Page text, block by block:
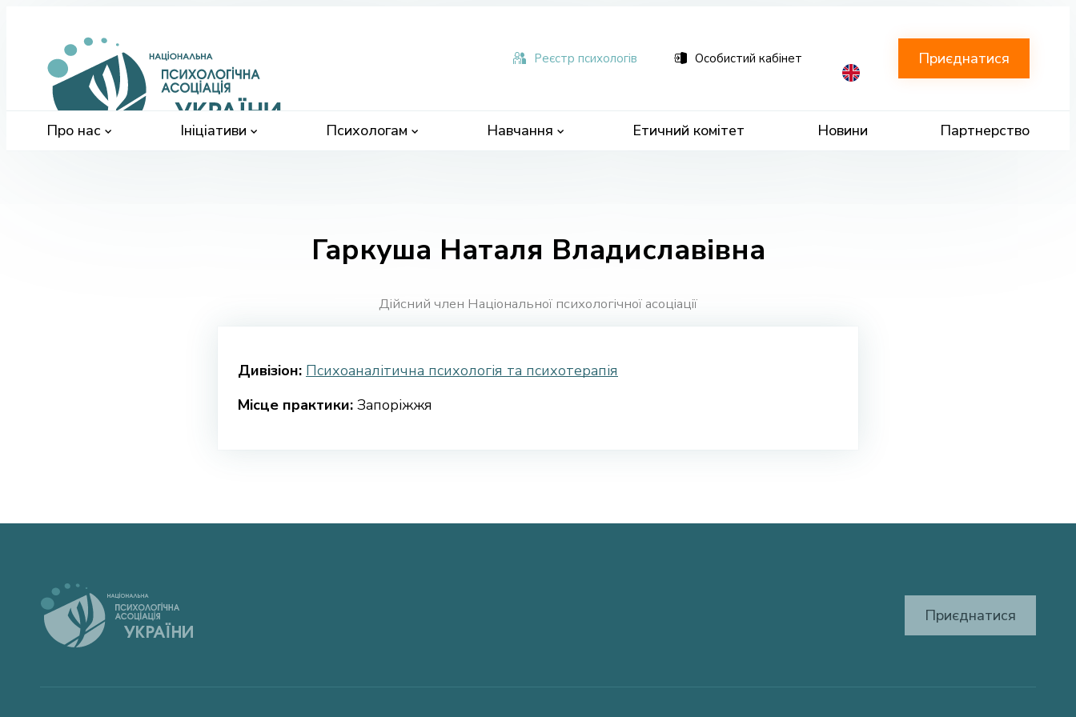
Про нас
Ініціативи Психологам Навчання Етичний комітет Новини Партнерство
Реєстр психологів Особистий кабінет Приєднатися
Гаркуша Наталя Владиславiвна
Дійсний член Національної психологічної асоціації
Дивізіон: Психоаналітична психологія та психотерапія
Місце практики: Запоріжжя
Приєднатися